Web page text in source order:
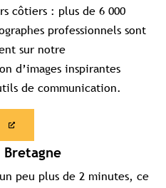
côtiers : plus de 6 000
professionnels sont
sur notre
d’images inspirantes
de communication.
peu plus de 2 minutes, ce